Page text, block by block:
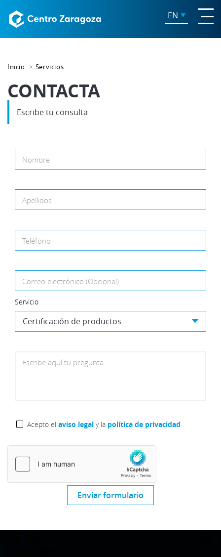
EN
Inicio Servicios
CONTACTA
Escribe tu consulta
Nombre
Apellidos
Teléfono
Correo electrónico (Opcional)
Servicio
Escribe aquí tu pregunta
Acepto el aviso legal y la política de privacidad
Enviar formulario